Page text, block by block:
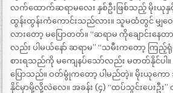
လက်ထောက်ဆရာမလေး နှစ်ဦးဖြစ်သည့် မိုးယု
ထွန်းထွန်းကံကောင်းသည်လား။ သူမထံတွင် မျှဝ
လားတော့ မပြောတတ်။ “ဆရာမ ကိုချောင်းနေတ
လည်း ပါမယ်နော် ဆရာမ” “သမီးကတော့ ကြည့်ရုံ
စားရသည်ကို မကျေနပ်သော်လည်း မတတ်နိုင်ပါ
ပြောသည်။ ဝတ်မွုံကတော့ ပါမည်တဲ့။ မိုးယုကေ
နိုင်မှာမို့လို့လဲလေ။ အခန်း (၄) “ထပ်သွင်းပေးဦ